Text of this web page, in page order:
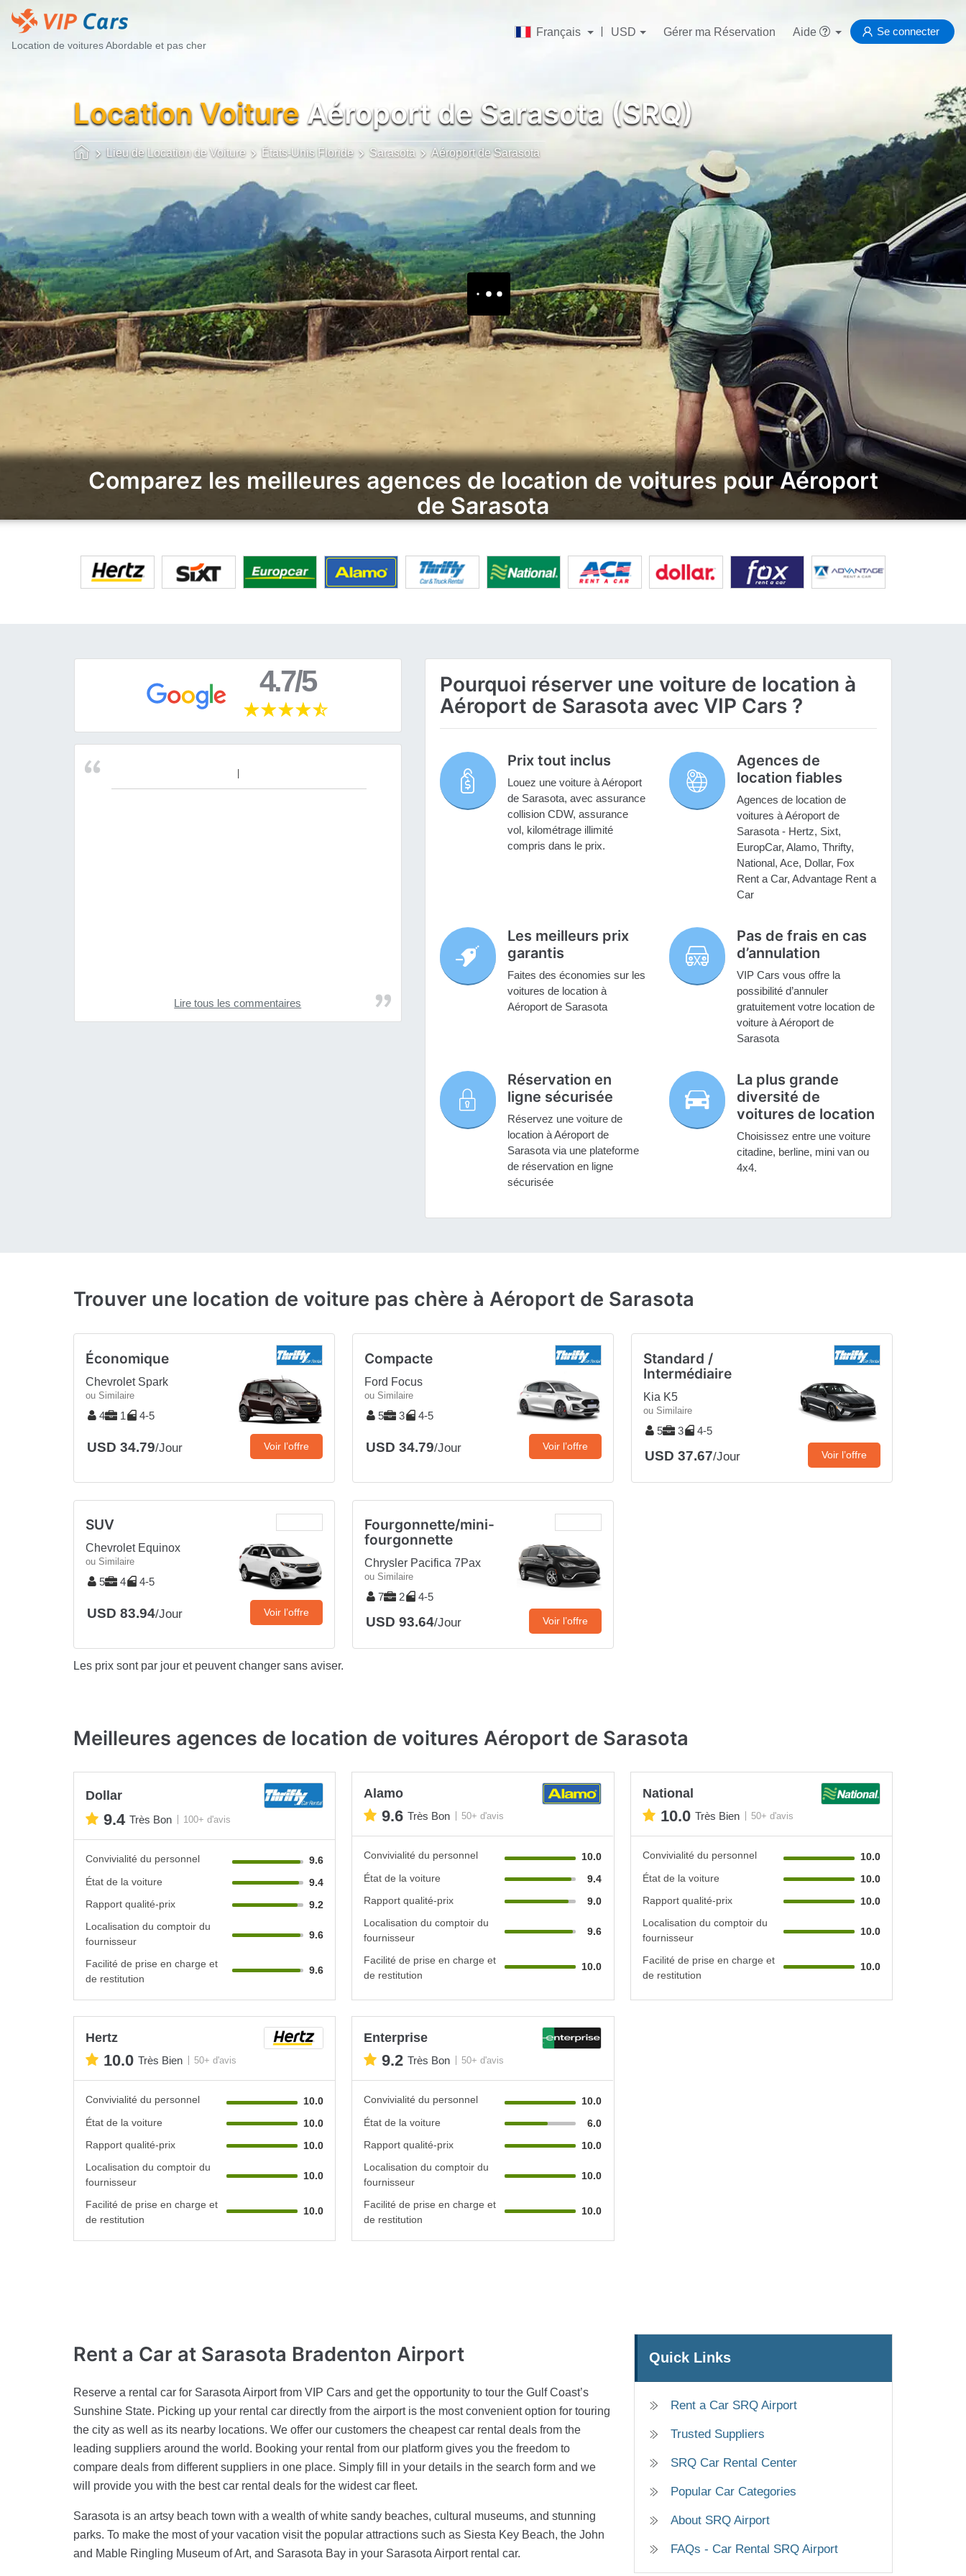
Location de voitures Abordable et pas cher
Français USD Gérer ma Réservation Aide Se connecter
Location Voiture Aéroport de Sarasota (SRQ)
Lieu de Location de Voiture États-Unis Floride Sarasota Aéroport de Sarasota
Comparez les meilleures agences de location de voitures pour Aéroport
de Sarasota
4.7/5
Lire tous les commentaires
Pourquoi réserver une voiture de location à
Aéroport de Sarasota avec VIP Cars ?
Prix tout inclus
Louez une voiture à Aéroport
de Sarasota, avec assurance
collision CDW, assurance
vol, kilométrage illimité
compris dans le prix.
Agences de
location fiables
Agences de location de
voitures à Aéroport de
Sarasota - Hertz, Sixt,
EuropCar, Alamo, Thrifty,
National, Ace, Dollar, Fox
Rent a Car, Advantage Rent a
Car
Les meilleurs prix
garantis
Faites des économies sur les
voitures de location à
Aéroport de Sarasota
Pas de frais en cas
d’annulation
VIP Cars vous offre la
possibilité d’annuler
gratuitement votre location de
voiture à Aéroport de
Sarasota
Réservation en
ligne sécurisée
Réservez une voiture de
location à Aéroport de
Sarasota via une plateforme
de réservation en ligne
sécurisée
La plus grande
diversité de
voitures de location
Choisissez entre une voiture
citadine, berline, mini van ou
4x4.
Trouver une location de voiture pas chère à Aéroport de Sarasota
Économique
Chevrolet Spark
ou Similaire
4 1 4-5
USD 34.79/Jour Voir l’offre
Compacte
Ford Focus
ou Similaire
5 3 4-5
USD 34.79/Jour Voir l’offre
Standard /
Intermédiaire
Kia K5
ou Similaire
5 3 4-5
USD 37.67/Jour Voir l’offre
SUV
Chevrolet Equinox
ou Similaire
5 4 4-5
USD 83.94/Jour Voir l’offre
Fourgonnette/mini-
fourgonnette
Chrysler Pacifica 7Pax
ou Similaire
7 2 4-5
USD 93.64/Jour Voir l’offre
Les prix sont par jour et peuvent changer sans aviser.
Meilleures agences de location de voitures Aéroport de Sarasota
Dollar
9.4 Très Bon 100+ d'avis
Convivialité du personnel
9.6
État de la voiture
9.4
Rapport qualité-prix
9.2
Localisation du comptoir du
fournisseur
9.6
Facilité de prise en charge et
de restitution
9.6
Alamo
9.6 Très Bon 50+ d'avis
Convivialité du personnel
10.0
État de la voiture
9.4
Rapport qualité-prix
9.0
Localisation du comptoir du
fournisseur
9.6
Facilité de prise en charge et
de restitution
10.0
National
10.0 Très Bien 50+ d'avis
Convivialité du personnel
10.0
État de la voiture
10.0
Rapport qualité-prix
10.0
Localisation du comptoir du
fournisseur
10.0
Facilité de prise en charge et
de restitution
10.0
Hertz
10.0 Très Bien 50+ d'avis
Convivialité du personnel
10.0
État de la voiture
10.0
Rapport qualité-prix
10.0
Localisation du comptoir du
fournisseur
10.0
Facilité de prise en charge et
de restitution
10.0
Enterprise
9.2 Très Bon 50+ d'avis
Convivialité du personnel
10.0
État de la voiture
6.0
Rapport qualité-prix
10.0
Localisation du comptoir du
fournisseur
10.0
Facilité de prise en charge et
de restitution
10.0
Quick Links
Rent a Car SRQ Airport
Trusted Suppliers
SRQ Car Rental Center
Popular Car Categories
About SRQ Airport
FAQs - Car Rental SRQ Airport
Rent a Car at Sarasota Bradenton Airport
Reserve a rental car for Sarasota Airport from VIP Cars and get the opportunity to tour the Gulf Coast’s
Sunshine State. Picking up your rental car directly from the airport is the most convenient option for touring
the city as well as its nearby locations. We offer our customers the cheapest car rental deals from the
leading suppliers around the world. Booking your rental from our platform gives you the freedom to
compare deals from different suppliers in one place. Simply fill in your details in the search form and we
will provide you with the best car rental deals for the widest car fleet.
Sarasota is an artsy beach town with a wealth of white sandy beaches, cultural museums, and stunning
parks. To make the most of your vacation visit the popular attractions such as Siesta Key Beach, the John
and Mable Ringling Museum of Art, and Sarasota Bay in your Sarasota Airport rental car.